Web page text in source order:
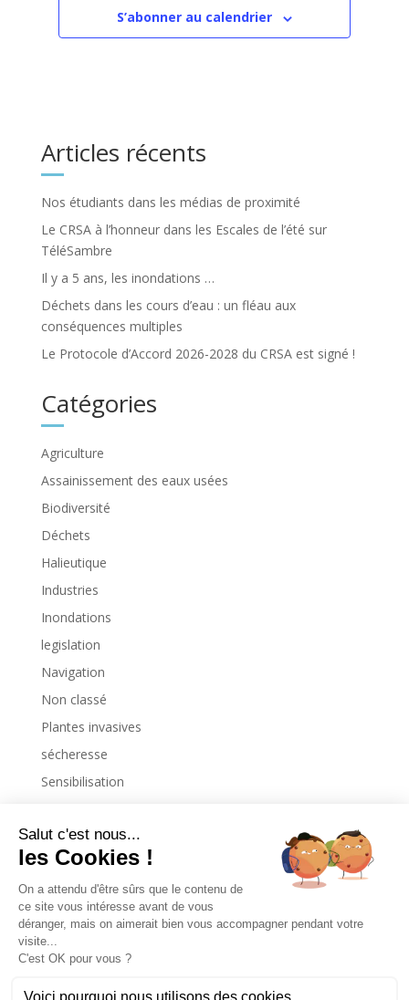
S’abonner au calendrier
Articles récents
Nos étudiants dans les médias de proximité
Le CRSA à l’honneur dans les Escales de l’été sur
TéléSambre
Il y a 5 ans, les inondations …
Déchets dans les cours d’eau : un fléau aux
conséquences multiples
Le Protocole d’Accord 2026-2028 du CRSA est signé !
Catégories
Agriculture
Assainissement des eaux usées
Biodiversité
Déchets
Halieutique
Industries
Inondations
legislation
Navigation
Non classé
Plantes invasives
sécheresse
Sensibilisation
Copyright © 2026. All Rights Reserved.